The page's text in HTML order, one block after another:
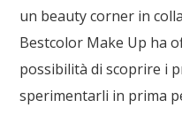
un beauty corner in
Bestcolor Make Up ha
possibilità di scoprire i
sperimentarli in prima